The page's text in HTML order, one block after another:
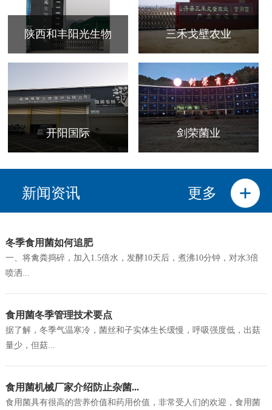
陕西和丰阳光生物 三禾戈壁农业
开阳国际 剑荣菌业
新闻资讯 更多
冬季食用菌如何追肥
一、将禽粪捣碎，加入1.5倍水，发酵10天后，煮沸10分钟，对水3倍
喷洒...
食用菌冬季管理技术要点
据了解，冬季气温寒冷，菌丝和子实体生长缓慢，呼吸强度低，出菇
量少，但菇...
食用菌机械厂家介绍防止杂菌...
食用菌具有很高的营养价值和药用价值，非常受人们的欢迎，食用菌